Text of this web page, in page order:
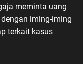
meminta uang
iming-iming
terkait kasus